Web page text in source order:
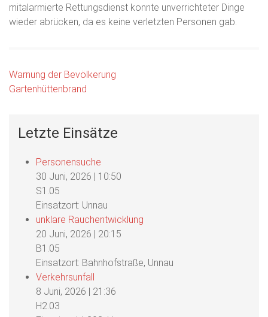
mitalarmierte Rettungsdienst konnte unverrichteter Dinge
wieder abrücken, da es keine verletzten Personen gab.
Beitragsnavigation
Warnung der Bevölkerung
Gartenhüttenbrand
Letzte Einsätze
Personensuche
30 Juni, 2026 | 10:50
S1.05
Einsatzort: Unnau
unklare Rauchentwicklung
20 Juni, 2026 | 20:15
B1.05
Einsatzort: Bahnhofstraße, Unnau
Verkehrsunfall
8 Juni, 2026 | 21:36
H2.03